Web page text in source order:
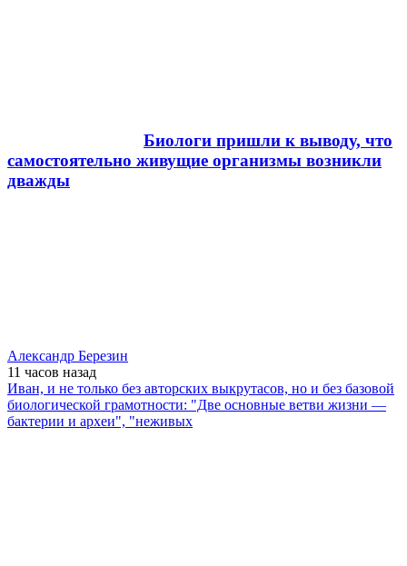
Биологи пришли к выводу, что
самостоятельно живущие организмы возникли
дважды
Александр Березин
11 часов назад
Иван, и не только без авторских выкрутасов, но и без базовой
биологической грамотности: "Две основные ветви жизни —
бактерии и археи", "неживых